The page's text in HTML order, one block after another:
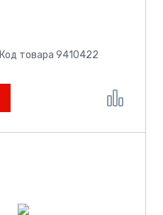
Код товара 9410422